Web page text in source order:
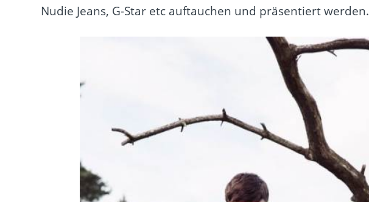
Nudie Jeans, G-Star etc auftauchen und präsentiert werden.